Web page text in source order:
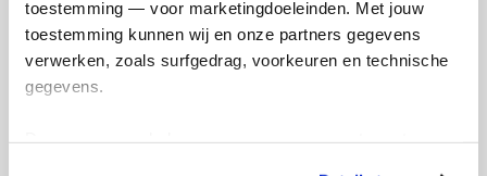
toestemming — voor marketingdoeleinden. Met jouw
toestemming kunnen wij en onze partners gegevens
verwerken, zoals surfgedrag, voorkeuren en technische
gegevens.